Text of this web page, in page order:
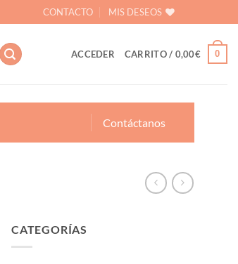
CONTACTO MIS DESEOS
ACCEDER CARRITO / 0,00€ 0
Contáctanos
CATEGORÍAS